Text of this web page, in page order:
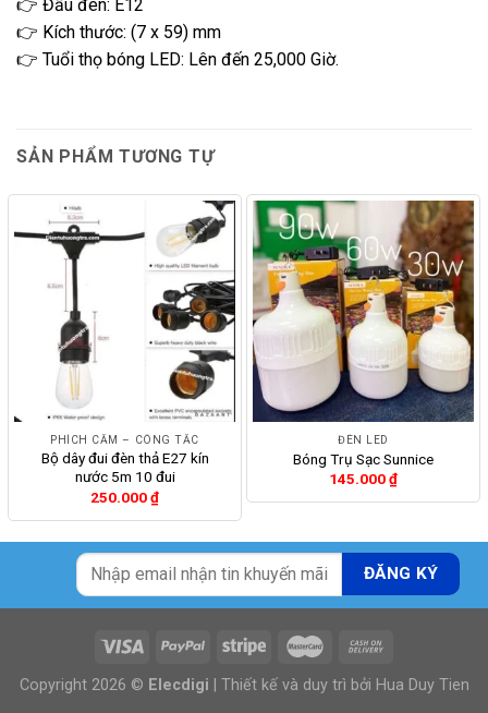
👉 Đầu đèn: E12
👉 Kích thước: (7 x 59) mm
👉 Tuổi thọ bóng LED: Lên đến 25,000 Giờ.
SẢN PHẨM TƯƠNG TỰ
PHÍCH CẮM – CÔNG TẮC
Bộ dây đui đèn thả E27 kín
nước 5m 10 đui
250.000₫
ĐÈN LED
Bóng Trụ Sạc Sunnice
145.000₫
Copyright 2026 © Elecdigi | Thiết kế và duy trì bởi Hua Duy Tien